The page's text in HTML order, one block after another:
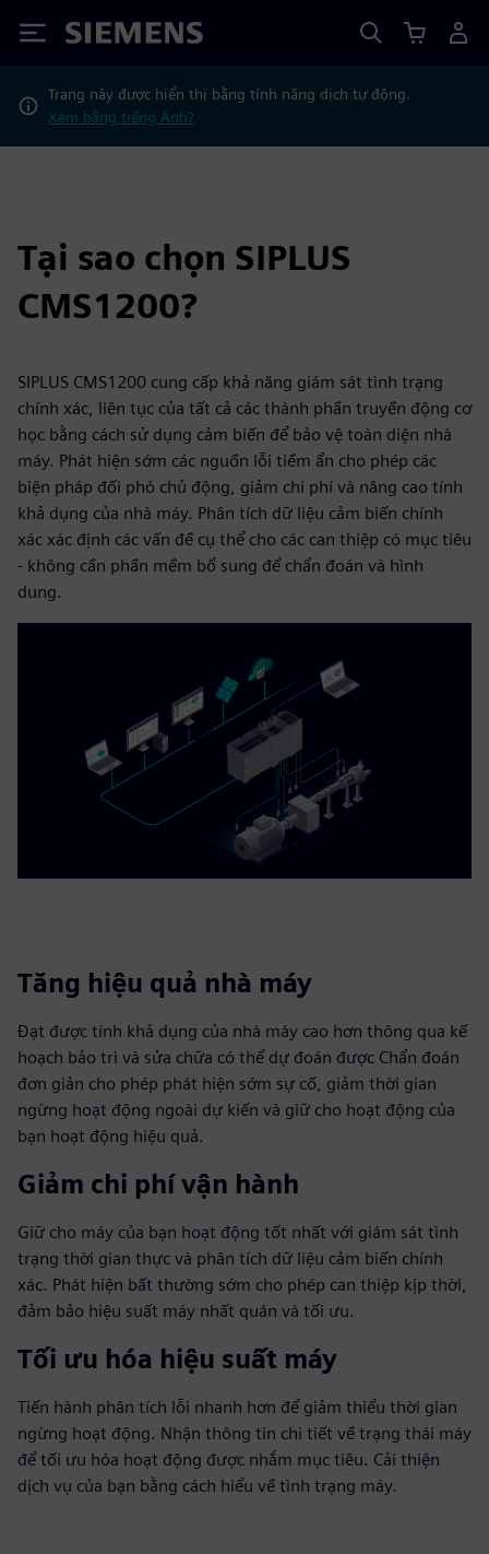
Siemens
Trang này được hiển thị bằng tính năng dịch tự động.
Xem bằng tiếng Anh?
Tại sao chọn SIPLUS
CMS1200?
SIPLUS CMS1200 cung cấp khả năng giám sát tình trạng
chính xác, liên tục của tất cả các thành phần truyền động cơ
học bằng cách sử dụng cảm biến để bảo vệ toàn diện nhà
máy. Phát hiện sớm các nguồn lỗi tiềm ẩn cho phép các
biện pháp đối phó chủ động, giảm chi phí và nâng cao tính
khả dụng của nhà máy. Phân tích dữ liệu cảm biến chính
xác xác định các vấn đề cụ thể cho các can thiệp có mục tiêu
- không cần phần mềm bổ sung để chẩn đoán và hình
dung.
Tăng hiệu quả nhà máy
Đạt được tính khả dụng của nhà máy cao hơn thông qua kế
hoạch bảo trì và sửa chữa có thể dự đoán được Chẩn đoán
đơn giản cho phép phát hiện sớm sự cố, giảm thời gian
ngừng hoạt động ngoài dự kiến và giữ cho hoạt động của
bạn hoạt động hiệu quả.
Giảm chi phí vận hành
Giữ cho máy của bạn hoạt động tốt nhất với giám sát tình
trạng thời gian thực và phân tích dữ liệu cảm biến chính
xác. Phát hiện bất thường sớm cho phép can thiệp kịp thời,
đảm bảo hiệu suất máy nhất quán và tối ưu.
Tối ưu hóa hiệu suất máy
Tiến hành phân tích lỗi nhanh hơn để giảm thiểu thời gian
ngừng hoạt động. Nhận thông tin chi tiết về trạng thái máy
để tối ưu hóa hoạt động được nhắm mục tiêu. Cải thiện
dịch vụ của bạn bằng cách hiểu về tình trạng máy.